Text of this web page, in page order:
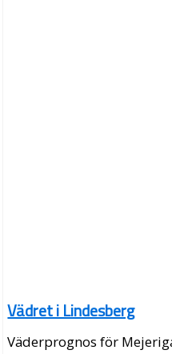
Vädret i Lindesberg
Väderprognos för